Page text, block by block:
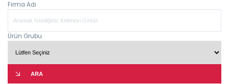
Firma Adı
Ürün Grubu
ARA